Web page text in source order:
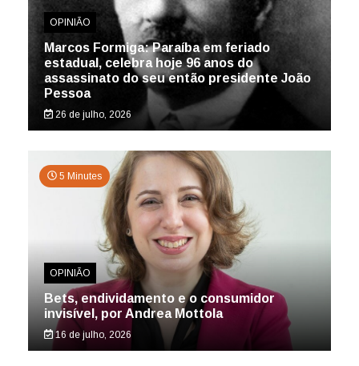
OPINIÃO
Marcos Formiga: Paraíba em feriado
estadual, celebra hoje 96 anos do
assassinato do seu então presidente João
Pessoa
26 de julho, 2026
5 Minutes
OPINIÃO
Bets, endividamento e o consumidor
invisível, por Andrea Mottola
16 de julho, 2026